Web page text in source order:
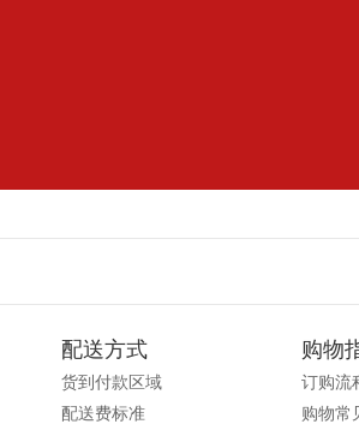
配送方式
货到付款区域
配送费标准
购物
订购流
购物常